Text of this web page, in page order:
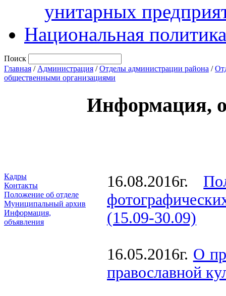
унитарных
Национальная политика
Поиск
Главная / Администрация /Отделы администрации района /
общественными организациями
Кадры
Контакты
Положение об отделе
Муниципальный архив
Информация,
объявления
Информация,
16.08.2016г.
(15.09-30.09)
16.05.2016г. О
православной